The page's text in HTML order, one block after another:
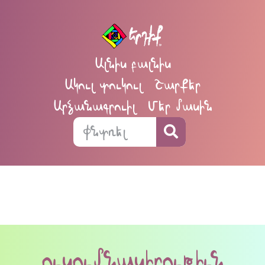
Ալնիս բալնիս
Ակուլ տուկուլ
Շարքեր
Արձանագրուիլ
Մեր մասին